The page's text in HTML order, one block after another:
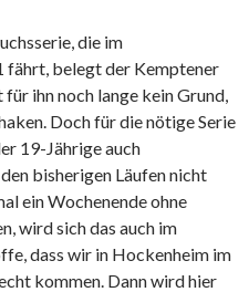
die im
fährt, belegt der Kemptener
ihn noch lange kein Grund,
Doch für die nötige Serie
19-Jährige auch
bisherigen Läufen nicht
ein Wochenende ohne
wird sich das auch im
dass wir in Hockenheim im
kommen. Dann wird hier